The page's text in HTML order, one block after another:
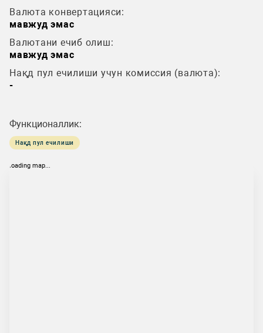
Валюта конвертацияси:
мавжуд эмас
Валютани ечиб олиш:
мавжуд эмас
Нақд пул ечилиши учун комиссия (валюта):
-
Функционаллик:
Нақд пул ечилиши
loading map...